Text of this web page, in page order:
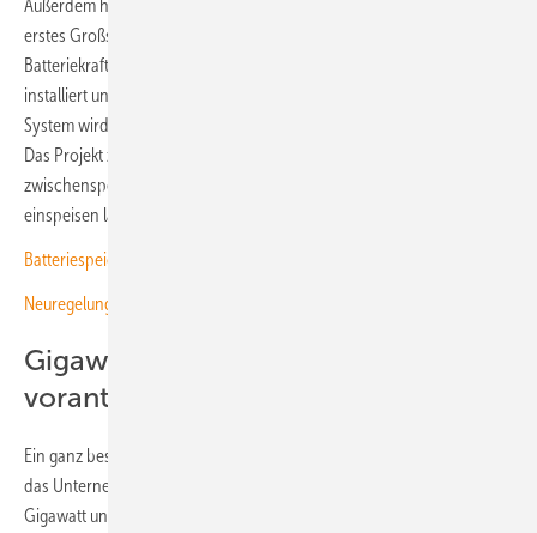
Außerdem hat das Unternehmen zusammen mit AAE Naturstrom sein
erstes Großspeicherprojekt in Österreich gebaut. Das
Batteriekraftwerk hat eine Kapazität von 5 Megawattstunden, wurde
installiert und inzwischen termingerecht ans Netz gebracht. Dieses
System wird in Kombination mit einer Photovoltaikanlage betrieben.
Das Projekt zeige exemplarisch, wie sich lokal erzeugter Solarstrom
zwischenspeichern, flexibel vermarkten und bedarfsgerecht ins Netz
einspeisen lasse, betont ADS-TEC.
Batteriespeicher finanzieren: ­Bankfähigkeit durch Struktur
Neuregelungen 2026: Bau von Speichern vereinfacht
Gigawattprojekt zur Baureife
vorantreiben
Ein ganz besonderes Projekt entsteht aber in Deutschland. Hier plant
das Unternehmen ein Speicherkraftwerk mit einer Leistung von einem
Gigawatt und einer Kapazität von zwei Gigawattstunden. Die Anlage